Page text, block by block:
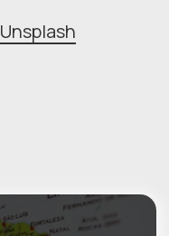
Unsplash